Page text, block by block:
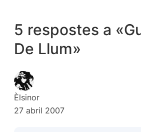
5 respostes a
De Llum»
Èlsinor
27 abril 2007